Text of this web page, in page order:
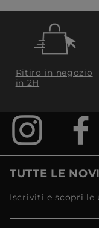
Ritiro in negozio
in 2H
TUTTE LE
Iscriviti e scopri le